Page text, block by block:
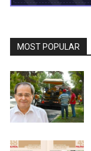
MOST POPULAR